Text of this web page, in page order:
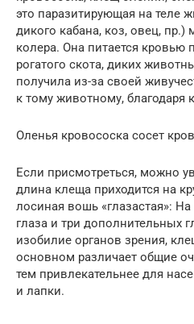
это паразитирующая на теле
дикого кабана, коз, овец, пр.)
колера. Она питается кровью
рогатого скота, диких
получила из-за своей
к тому животному, благодаря
Оленья кровососка сосет
Если присмотреться, можно
длина клеща приходится на
лосиная вошь «глазастая»:
глаза и три дополнительных
изобилие органов зрения,
основном различает общие
тем привлекательнее для
и лапки.